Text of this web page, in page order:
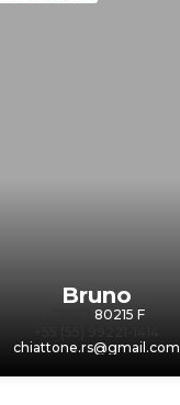
Bruno
80215 F
chiattone.rs@gmail.com